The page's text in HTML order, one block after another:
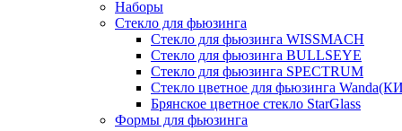
Наборы
Стекло для фьюзинга
Стекло для фьюзинга WISSMACH
Стекло для фьюзинга BULLSEYE
Стекло для фьюзинга SPECTRUM
Стекло цветное для фьюзинга
Брянское цветное стекло StarGlass
Формы для фьюзинга